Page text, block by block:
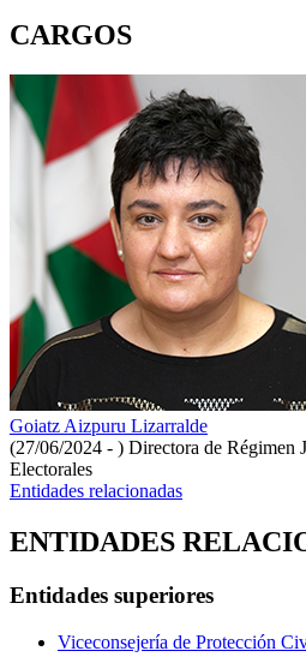
CARGOS
Goiatz Aizpuru Lizarralde
(27/06/2024 - ) Directora de Régimen
Electorales
Entidades relacionadas
ENTIDADES
Entidades superiores
Viceconsejería de Protección